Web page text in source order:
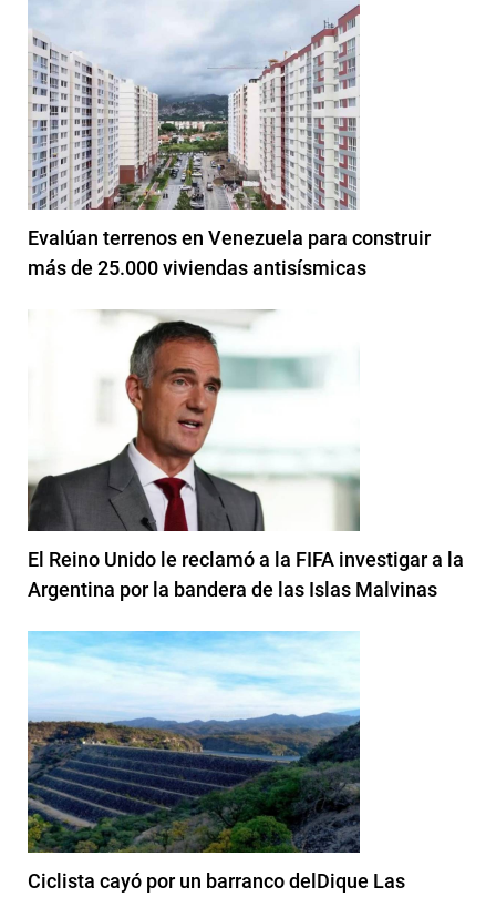
Evalúan terrenos en Venezuela para construir
más de 25.000 viviendas antisísmicas
El Reino Unido le reclamó a la FIFA investigar a la
Argentina por la bandera de las Islas Malvinas
Ciclista cayó por un barranco delDique Las